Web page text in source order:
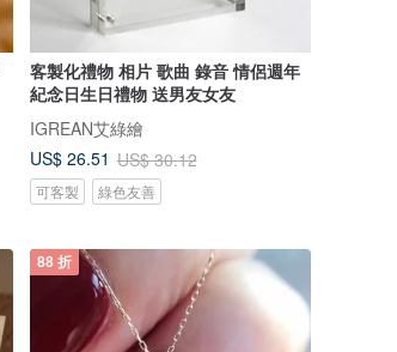
客製化禮物 相片 歌曲 錄音 情侶週年
紀念日生日禮物 送男友女友
IGREAN艾綠繪
US$ 26.51 US$ 30.12
可客製 綠色友善
88 折